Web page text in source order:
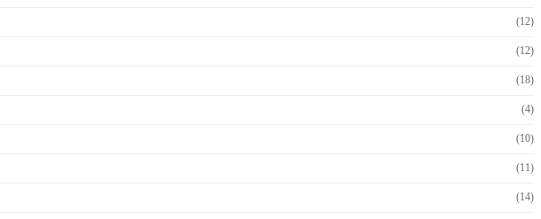
(12)
(12)
(18)
(4)
(10)
(11)
(14)